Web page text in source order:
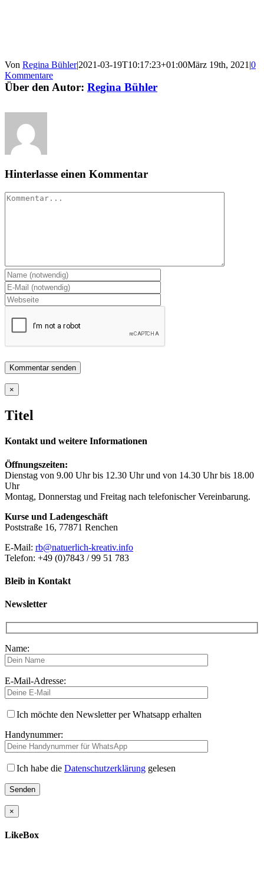
Von Regina Bühler|2021-03-19T10:17:23+01:00März 19th, 2021 |0
Kommentare
Über den Autor: Regina Bühler
Hinterlasse einen Kommentar
Kommentar
Close
product
view
×
Titel
Kontakt und weitere Informationen
Öffnungszeiten:
Dienstag von 9.00 Uhr bis 12.30 Uhr und von 14.30 Uhr bis 18.00
Uhr
Montag, Donnerstag und Freitag nach telefonischer Vereinbarung.
Kurse und Ladengeschäft
Poststraße 16, 77871 Renchen
E-Mail: rb@natuerlich-kreativ.info
Telefon: +49 (0)7843 / 99 51 783
Bleib in Kontakt
Newsletter
Name:
E-Mail-Adresse:
Ich möchte den Newsletter per Whatsapp erhalten
Handynummer:
Ich habe die Datenschutzerklärung gelesen
×
LikeBox